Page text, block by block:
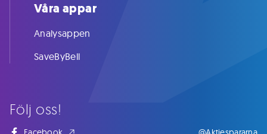
Följ oss!
Våra appar
Analysappen
SaveByBell